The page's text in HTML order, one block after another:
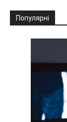
Популярні